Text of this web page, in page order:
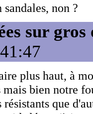
non ?
sur
plus haut, à
bien notre
que